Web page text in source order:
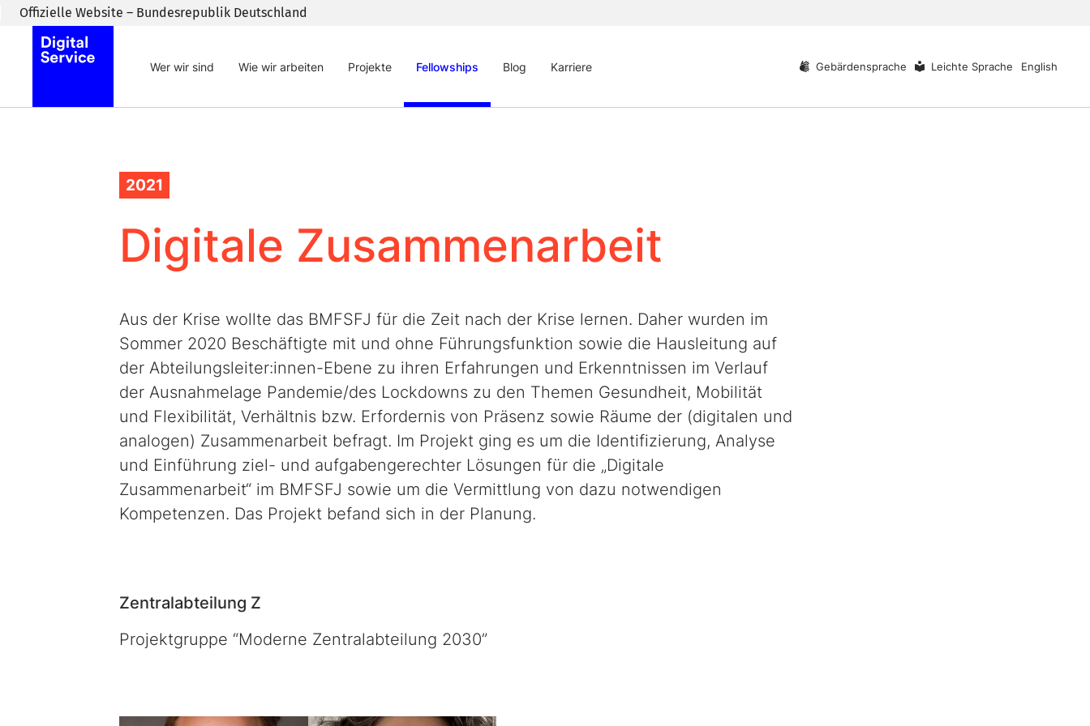
Zum Inhaltsbereich wechseln
Offizielle Website – Bundesrepublik Deutschland
Wer wir sind Wie wir arbeiten Projekte Fellowships Blog Karriere Gebärdensprache Leichte Sprache English
2021
Digitale Zusammenarbeit
Aus der Krise wollte das BMFSFJ für die Zeit nach der Krise lernen. Daher wurden im
Sommer 2020 Beschäftigte mit und ohne Führungsfunktion sowie die Hausleitung auf
der Abteilungsleiter:innen-Ebene zu ihren Erfahrungen und Erkenntnissen im Verlauf
der Ausnahmelage Pandemie/des Lockdowns zu den Themen Gesundheit, Mobilität
und Flexibilität, Verhältnis bzw. Erfordernis von Präsenz sowie Räume der (digitalen und
analogen) Zusammenarbeit befragt. Im Projekt ging es um die Identifizierung, Analyse
und Einführung ziel- und aufgabengerechter Lösungen für die „Digitale
Zusammenarbeit“ im BMFSFJ sowie um die Vermittlung von dazu notwendigen
Kompetenzen. Das Projekt befand sich in der Planung.
Zentralabteilung Z
Projektgruppe “Moderne Zentralabteilung 2030”